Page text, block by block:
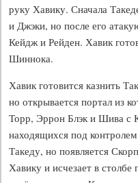
руку Хавику. Сначала
и Джэки, но после его
Кейдж и Рейден. Хавик
Шиннока.
Хавик готовится казнить
но открывается портал из
Торр, Эррон Блэк и Шива с
находящихся под
Такеду, но появляется
Хавику и исчезает в